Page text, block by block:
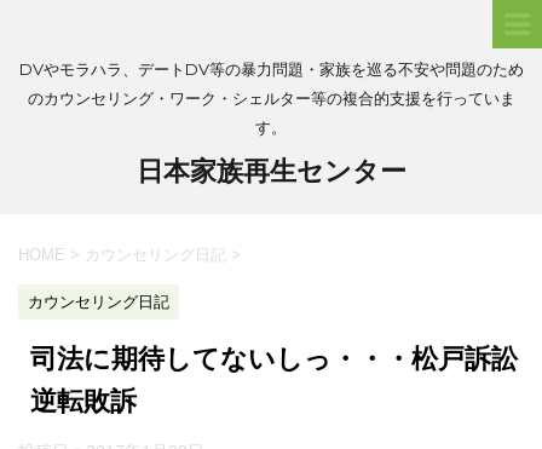
DVやモラハラ、デートDV等の暴力問題・家族を巡る不安や問題のため
のカウンセリング・ワーク・シェルター等の複合的支援を行っていま
す。
日本家族再生センター
HOME > カウンセリング日記 >
カウンセリング日記
司法に期待してないしっ・・・松戸訴訟
逆転敗訴